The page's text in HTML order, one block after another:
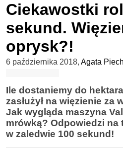
Ciekawostki
sekund.
oprysk?!
6 października 2018, Agata
Ile dostaniemy do
zasłużył na więzienie za
Jak wygląda maszyna
mrówką? Odpowiedzi na
w zaledwie 100 sekund!